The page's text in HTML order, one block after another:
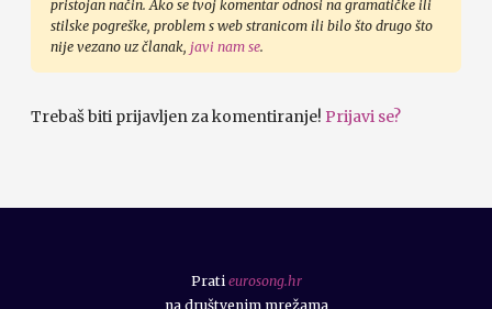
pristojan način. Ako se tvoj komentar odnosi na gramatičke ili
stilske pogreške, problem s web stranicom ili bilo što drugo što
nije vezano uz članak, javi nam se.
Trebaš biti prijavljen za komentiranje! Prijavi se?
Prati eurosong.hr
na društvenim mrežama